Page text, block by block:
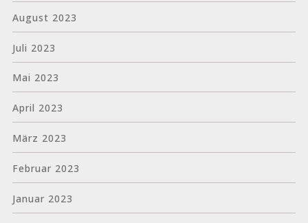
August 2023
Juli 2023
Mai 2023
April 2023
März 2023
Februar 2023
Januar 2023